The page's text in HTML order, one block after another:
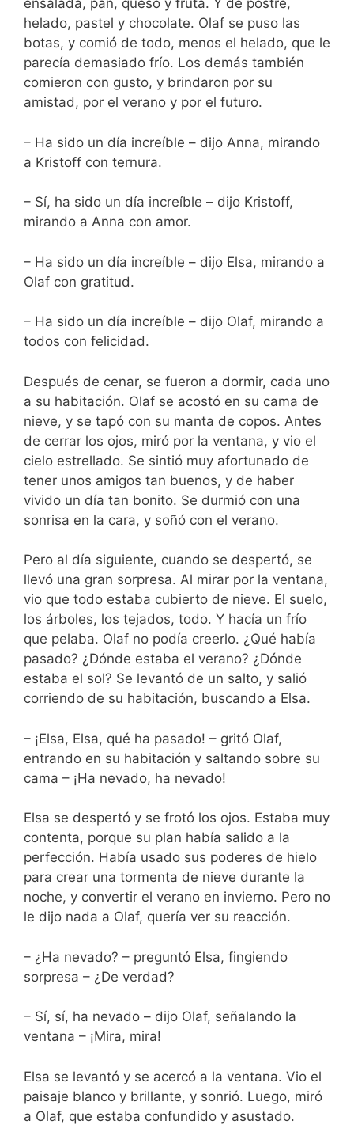
ensalada, pan, queso y fruta. Y de postre,
helado, pastel y chocolate. Olaf se puso las
botas, y comió de todo, menos el helado, que le
parecía demasiado frío. Los demás también
comieron con gusto, y brindaron por su
amistad, por el verano y por el futuro.
– Ha sido un día increíble – dijo Anna, mirando
a Kristoff con ternura.
– Sí, ha sido un día increíble – dijo Kristoff,
mirando a Anna con amor.
– Ha sido un día increíble – dijo Elsa, mirando a
Olaf con gratitud.
– Ha sido un día increíble – dijo Olaf, mirando a
todos con felicidad.
Después de cenar, se fueron a dormir, cada uno
a su habitación. Olaf se acostó en su cama de
nieve, y se tapó con su manta de copos. Antes
de cerrar los ojos, miró por la ventana, y vio el
cielo estrellado. Se sintió muy afortunado de
tener unos amigos tan buenos, y de haber
vivido un día tan bonito. Se durmió con una
sonrisa en la cara, y soñó con el verano.
Pero al día siguiente, cuando se despertó, se
llevó una gran sorpresa. Al mirar por la ventana,
vio que todo estaba cubierto de nieve. El suelo,
los árboles, los tejados, todo. Y hacía un frío
que pelaba. Olaf no podía creerlo. ¿Qué había
pasado? ¿Dónde estaba el verano? ¿Dónde
estaba el sol? Se levantó de un salto, y salió
corriendo de su habitación, buscando a Elsa.
– ¡Elsa, Elsa, qué ha pasado! – gritó Olaf,
entrando en su habitación y saltando sobre su
cama – ¡Ha nevado, ha nevado!
Elsa se despertó y se frotó los ojos. Estaba muy
contenta, porque su plan había salido a la
perfección. Había usado sus poderes de hielo
para crear una tormenta de nieve durante la
noche, y convertir el verano en invierno. Pero no
le dijo nada a Olaf, quería ver su reacción.
– ¿Ha nevado? – preguntó Elsa, fingiendo
sorpresa – ¿De verdad?
– Sí, sí, ha nevado – dijo Olaf, señalando la
ventana – ¡Mira, mira!
Elsa se levantó y se acercó a la ventana. Vio el
paisaje blanco y brillante, y sonrió. Luego, miró
a Olaf, que estaba confundido y asustado.